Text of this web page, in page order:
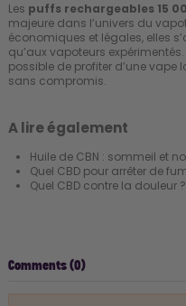
Les puffs rechargeables 15
majeure dans l’univers du
économiques et légales, elles
qu’aux vapoteurs
possible de profiter d’une vape
sans compromis.
A lire également
Huile de CBN : sommeil et
Quel CBD pour arrêter de
Quel CBD contre la douleur ?
Comments (0)